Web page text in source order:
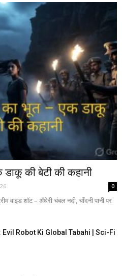
की बेटी की कहानी
0
वाइड शॉट – अँधेरी चंबल नदी, चाँदनी पानी पर
Evil Robot Ki Global Tabahi | Sci-Fi